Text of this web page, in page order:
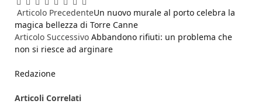
Facebook
Twitter
Pinterest
LinkedIn
Reddit
WhatsApp
Telegram
Email
Articolo PrecedenteUn nuovo murale al porto celebra la
magica bellezza di Torre Canne
Articolo Successivo Abbandono rifiuti: un problema che
non si riesce ad arginare
Redazione
Articoli Correlati